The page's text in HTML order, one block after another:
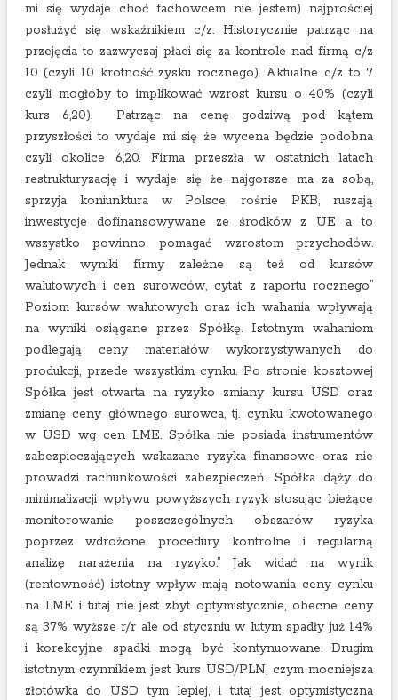
mi się wydaje choć fachowcem nie jestem) najprościej
posłużyć się wskaźnikiem c/z. Historycznie patrząc na
przejęcia to zazwyczaj płaci się za kontrole nad firmą c/z
10 (czyli 10 krotność zysku rocznego). Aktualne c/z to 7
czyli mogłoby to implikować wzrost kursu o 40% (czyli
kurs 6,20). Patrząc na cenę godziwą pod kątem
przyszłości to wydaje mi się że wycena będzie podobna
czyli okolice 6,20. Firma przeszła w ostatnich latach
restrukturyzację i wydaje się że najgorsze ma za sobą,
sprzyja koniunktura w Polsce, rośnie PKB, ruszają
inwestycje dofinansowywane ze środków z UE a to
wszystko powinno pomagać wzrostom przychodów.
Jednak wyniki firmy zależne są też od kursów
walutowych i cen surowców, cytat z raportu rocznego”
Poziom kursów walutowych oraz ich wahania wpływają
na wyniki osiągane przez Spółkę. Istotnym wahaniom
podlegają ceny materiałów wykorzystywanych do
produkcji, przede wszystkim cynku. Po stronie kosztowej
Spółka jest otwarta na ryzyko zmiany kursu USD oraz
zmianę ceny głównego surowca, tj. cynku kwotowanego
w USD wg cen LME. Spółka nie posiada instrumentów
zabezpieczających wskazane ryzyka finansowe oraz nie
prowadzi rachunkowości zabezpieczeń. Spółka dąży do
minimalizacji wpływu powyższych ryzyk stosując bieżące
monitorowanie poszczególnych obszarów ryzyka
poprzez wdrożone procedury kontrolne i regularną
analizę narażenia na ryzyko.” Jak widać na wynik
(rentowność) istotny wpływ mają notowania ceny cynku
na LME i tutaj nie jest zbyt optymistycznie, obecne ceny
są 37% wyższe r/r ale od styczniu w lutym spadły już 14%
i korekcyjne spadki mogą być kontynuowane. Drugim
istotnym czynnikiem jest kurs USD/PLN, czym mocniejsza
złotówka do USD tym lepiej, i tutaj jest optymistyczna